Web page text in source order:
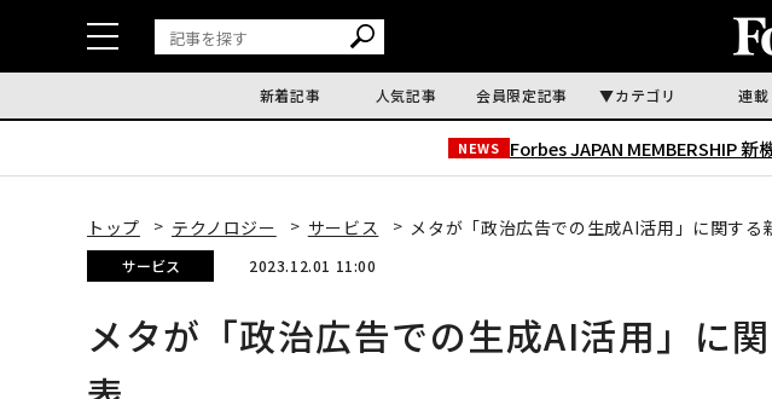
新着記事 人気記事 会員限定記事 カテゴリ 連載
NEWS Forbes JAPAN MEMBERSHIP 新
トップ テクノロジー サービス メタが「政治広告での生成AI活用」に関する
サービス 2023.12.01 11:00
メタが「政治広告での生成AI活用」に